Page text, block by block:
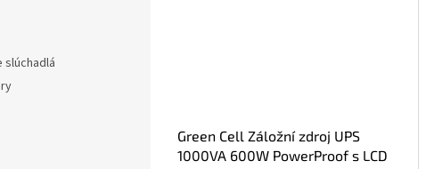
slúchadlá
Green Cell Záložní zdroj UPS
1000VA 600W PowerProof s LCD